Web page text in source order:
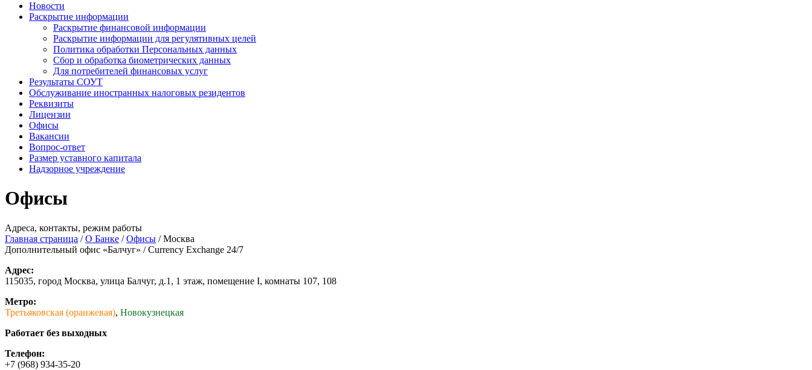
Новости
Раскрытие информации
Раскрытие финансовой информации
Раскрытие информации для регулятивных целей
Политика обработки Персональных данных
Сбор и обработка биометрических данных
Для потребителей финансовых услуг
Результаты СОУТ
Обслуживание иностранных налоговых резидентов
Реквизиты
Лицензии
Офисы
Вакансии
Вопрос-ответ
Размер уставного капитала
Надзорное учреждение
Офисы
Адреса, контакты, режим работы
Главная страница /О Банке /Офисы /Москва
Дополнительный офис «Балчуг» / Currency Exchange 24/7
Адрес:
115035, город Москва, улица Балчуг, д.1, 1 этаж, помещение I, комнаты 107, 108
Метро:
Третьяковская (оранжевая), Новокузнецкая
Работает без выходных
Телефон:
+7 (968) 934-35-20